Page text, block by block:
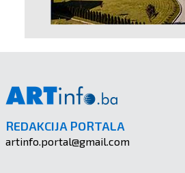
REDAKCIJA PORTALA
artinfo.portal@gmail.com